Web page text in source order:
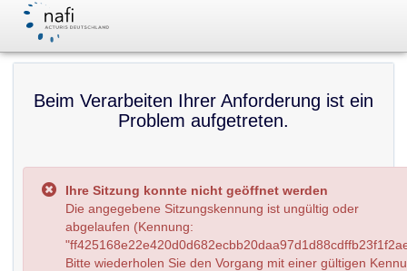
Beim Verarbeiten Ihrer Anforderung ist ein
Problem aufgetreten.
Ihre Sitzung konnte nicht geöffnet werden
Die angegebene Sitzungskennung ist ungültig oder
abgelaufen (Kennung:
Bitte wiederholen Sie den Vorgang mit einer gültigen